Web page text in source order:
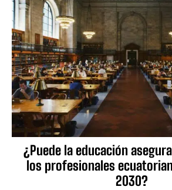
¿Puede la educación
los profesionales
2030?